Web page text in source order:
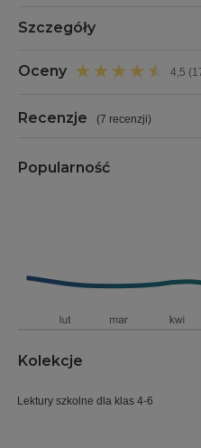
Szczegóły
Oceny 4,5
Recenzje (7 recenzji)
Popularność
Kolekcje
Lektury szkolne dla klas 4-6